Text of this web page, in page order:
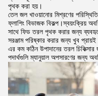
পৃথক করা হয়।
তেল জল খাওয়ানোর মিশ্রণের
ফ্লাশিং বিভাজক বিকল্প।স্বয়ংক্রিয়
সাথে ফিড তরল পৃথক করার জন্য
সরঞ্জাম পরিষ্কার করার জন্য খুব
এর কম কঠিন উপাদানের তরল
পদার্থগুলি ম্যানুয়াল অপসারণের জন্য